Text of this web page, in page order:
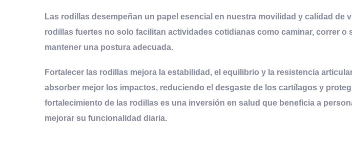
Las rodillas desempeñan un papel esencial en nuestra movilidad y calidad
rodillas fuertes no solo facilitan actividades cotidianas como caminar, correr
mantener una postura adecuada.
Fortalecer las rodillas mejora la estabilidad, el equilibrio y la resistencia
absorber mejor los impactos, reduciendo el desgaste de los cartílagos y
fortalecimiento de las rodillas es una inversión en salud que beneficia a
mejorar su funcionalidad diaria.